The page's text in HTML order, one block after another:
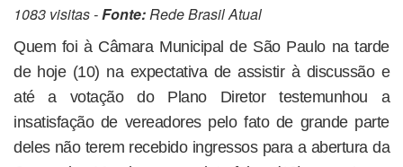
1083 visitas -Fonte:Rede Brasil Atual
Quem foi à Câmara Municipal de São Paulo na tarde
de hoje (10) na expectativa de assistir à discussão e
até a votação do Plano Diretor testemunhou a
insatisfação de vereadores pelo fato de grande parte
deles não terem recebido ingressos para a abertura da